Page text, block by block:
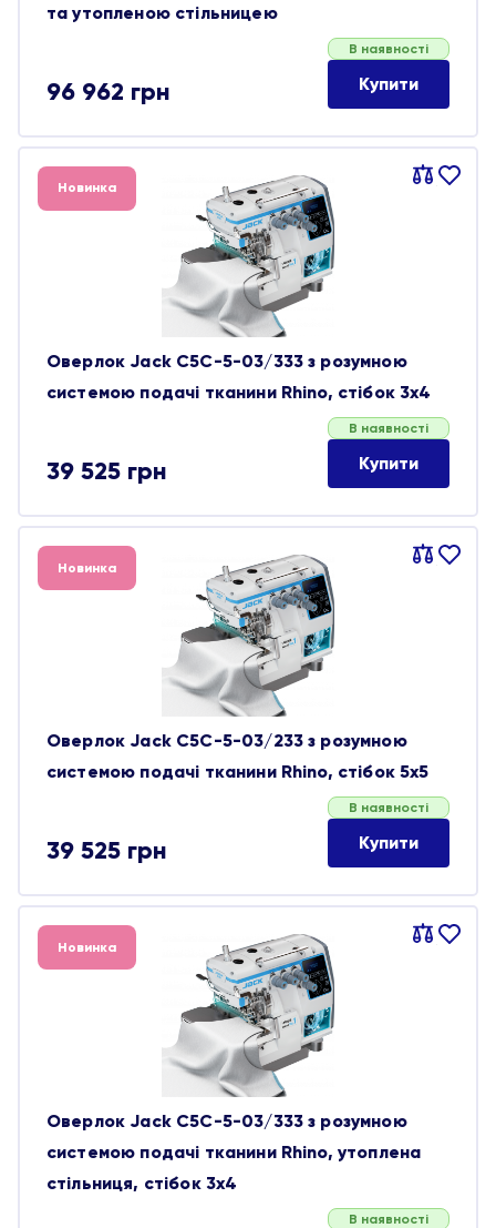
та утопленою стільницею
96 962 грн
В наявності
Купити
Порівняти
В
Новинка
Оверлок Jack C5C-5-03/333 з розумною
системою подачі тканини Rhino, стібок 3х4
39 525 грн
В наявності
Купити
Порівняти
В
Новинка
Оверлок Jack C5C-5-03/233 з розумною
системою подачі тканини Rhino, стібок 5х5
39 525 грн
В наявності
Купити
Порівняти
В
Новинка
Оверлок Jack C5C-5-03/333 з розумною
системою подачі тканини Rhino, утоплена
стільниця, стібок 3х4
В наявності